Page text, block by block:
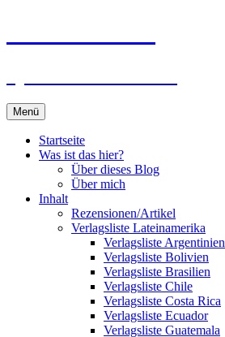
Menü
Startseite
Was ist das hier?
Über dieses Blog
Über mich
Inhalt
Rezensionen/Artikel
Verlagsliste Lateinamerika
Verlagsliste Argentinien
Verlagsliste Bolivien
Verlagsliste Brasilien
Verlagsliste Chile
Verlagsliste Costa Rica
Verlagsliste Ecuador
Verlagsliste Guatemala